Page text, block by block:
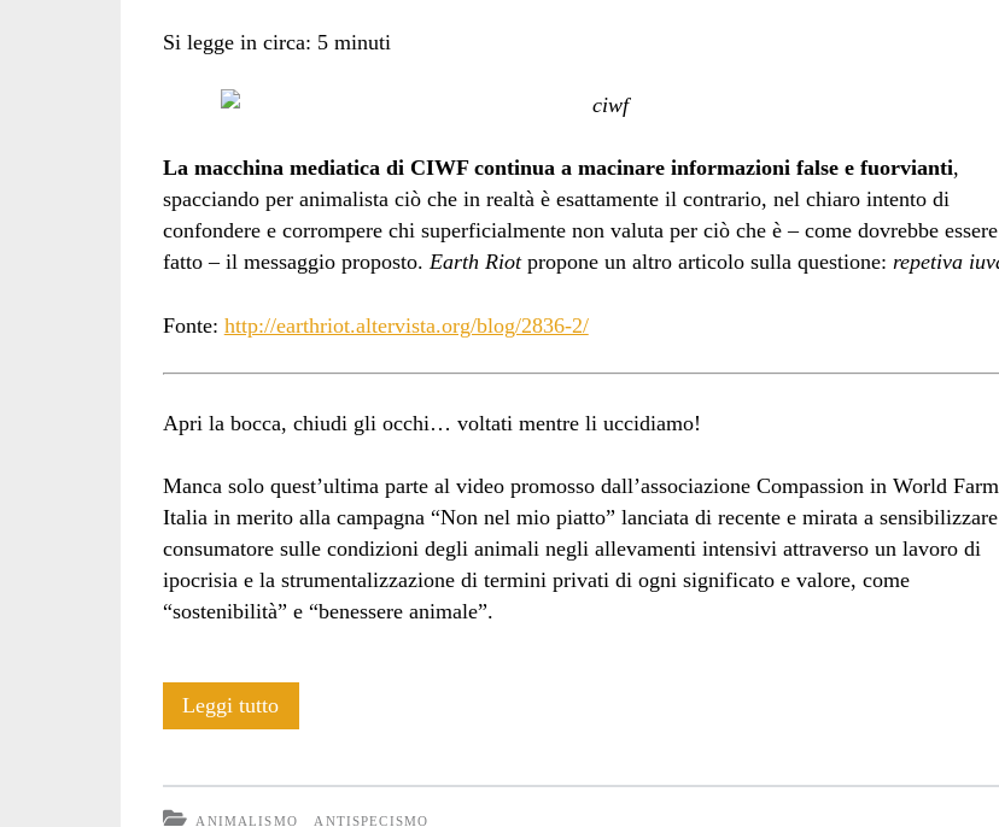
Si legge in circa: 5 minuti
La macchina mediatica di CIWF continua a macinare informazioni false e fuorvianti,
spacciando per animalista ciò che in realtà è esattamente il contrario, nel chiaro intento di
confondere e corrompere chi superficialmente non valuta per ciò che è – come dovrebbe essere
fatto – il messaggio proposto. Earth Riotpropone un altro articolo sulla questione: repetiva
Fonte: http://earthriot.altervista.org/blog/2836-2/
Apri la bocca, chiudi gli occhi… voltati mentre li uccidiamo!
Manca solo quest’ultima parte al video promosso dall’associazione Compassion in World
Italia in merito alla campagna “Non nel mio piatto” lanciata di recente e mirata a
consumatore sulle condizioni degli animali negli allevamenti intensivi attraverso un lavoro di
ipocrisia e la strumentalizzazione di termini privati di ogni significato e valore, come
“sostenibilità” e “benessere animale”.
Leggi tuttoLa
ANIMALISMO ANTISPECISMO